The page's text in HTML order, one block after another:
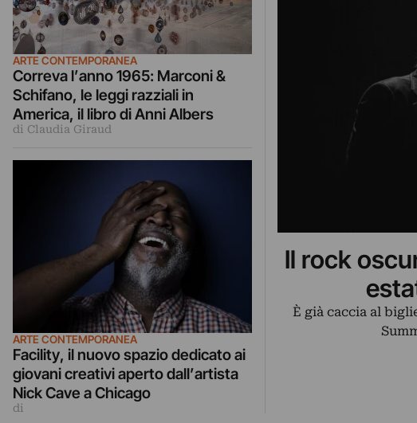
Il rock
È già caccia al
ARTE CONTEMPORANEA
Correva l’anno 1965: Marconi &
Schifano, le leggi razziali in
America, il libro di Anni Albers
di Claudia Giraud
ARTE CONTEMPORANEA
Facility, il nuovo spazio dedicato ai
giovani creativi aperto dall’artista
Nick Cave a Chicago
di